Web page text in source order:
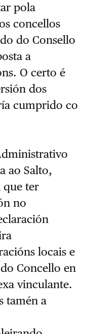
pola
concellos
do Consello
a
O certo é
dos
cumprido co
ao Salto,
que ter
no
locais e
Concello en
vinculante.
tamén a